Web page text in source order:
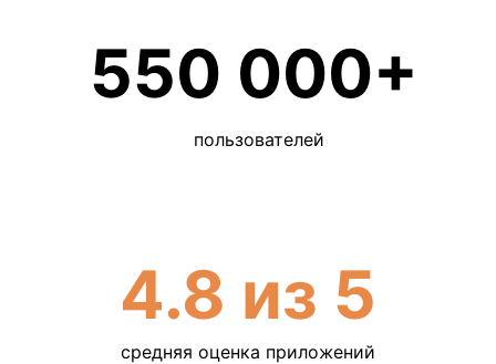
550 000+
4.8 из 5
пользователей
средняя оценка приложений